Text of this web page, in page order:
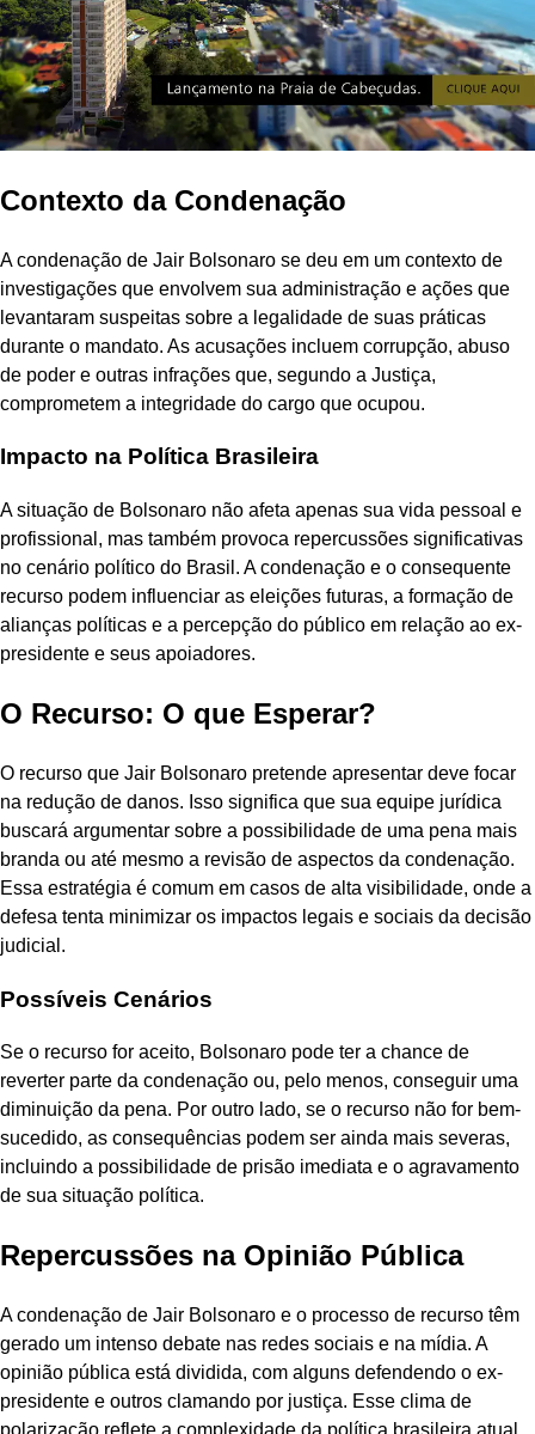
Contexto da Condenação
A condenação de Jair Bolsonaro se deu em um contexto de
investigações que envolvem sua administração e ações que
levantaram suspeitas sobre a legalidade de suas práticas
durante o mandato. As acusações incluem corrupção, abuso
de poder e outras infrações que, segundo a Justiça,
comprometem a integridade do cargo que ocupou.
Impacto na Política Brasileira
A situação de Bolsonaro não afeta apenas sua vida pessoal e
profissional, mas também provoca repercussões significativas
no cenário político do Brasil. A condenação e o consequente
recurso podem influenciar as eleições futuras, a formação de
alianças políticas e a percepção do público em relação ao ex-
presidente e seus apoiadores.
O Recurso: O que Esperar?
O recurso que Jair Bolsonaro pretende apresentar deve focar
na redução de danos. Isso significa que sua equipe jurídica
buscará argumentar sobre a possibilidade de uma pena mais
branda ou até mesmo a revisão de aspectos da condenação.
Essa estratégia é comum em casos de alta visibilidade, onde a
defesa tenta minimizar os impactos legais e sociais da decisão
judicial.
Possíveis Cenários
Se o recurso for aceito, Bolsonaro pode ter a chance de
reverter parte da condenação ou, pelo menos, conseguir uma
diminuição da pena. Por outro lado, se o recurso não for bem-
sucedido, as consequências podem ser ainda mais severas,
incluindo a possibilidade de prisão imediata e o agravamento
de sua situação política.
Repercussões na Opinião Pública
A condenação de Jair Bolsonaro e o processo de recurso têm
gerado um intenso debate nas redes sociais e na mídia. A
opinião pública está dividida, com alguns defendendo o ex-
presidente e outros clamando por justiça. Esse clima de